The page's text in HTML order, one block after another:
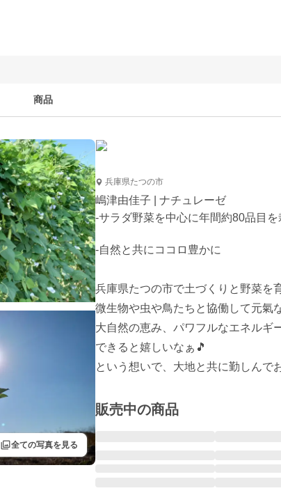
商品
filter全ての写真を見る
兵庫県たつの市
嶋津由佳子 | ナチュレーゼ
-サラダ野菜を中心に年間約80品目
-自然と共にココロ豊かに
兵庫県たつの市で土づくりと野菜を
微生物や虫や鳥たちと協働して元氣
大自然の恵み、パワフルなエネルギ
できると嬉しいなぁ🎵
という想いで、大地と共に勤しんで
販売中の商品